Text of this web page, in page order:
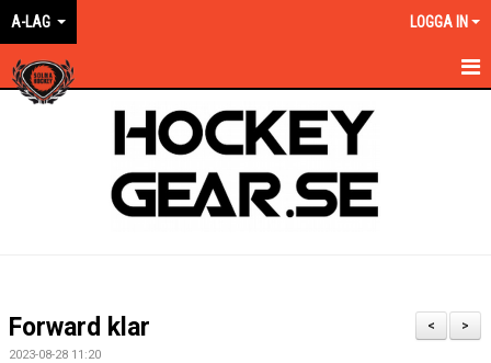
A-LAG LOGGA IN
BILDGALLERI
>
<
Forward klar
2023-08-28 11:20